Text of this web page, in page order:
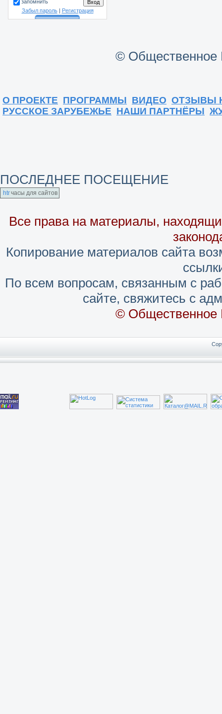
запомнить
Забыл пароль| Регистрация
© Общественное
О ПРОЕКТЕ ПРОГРАММЫ ВИДЕО ОТЗЫВЫ
РУССКОЕ ЗАРУБЕЖЬЕ НАШИ ПАРТНЁРЫ
ПОСЛЕДНЕЕ ПОСЕЩЕНИЕ
часы для сайтов
Все права на материалы,
Копирование материалов сайта
По всем вопросам, связанным с
сайте, свяжитесь с
© Общественное